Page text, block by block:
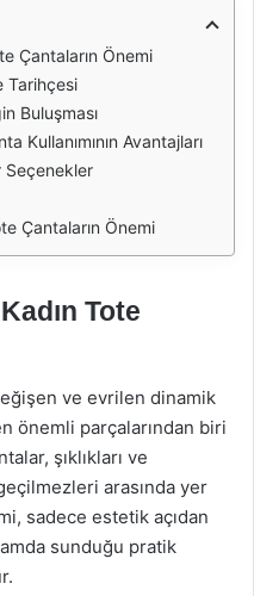
Çantaların Önemi
Tarihçesi
Buluşması
Kullanımının Avantajları
Seçenekler
Çantaların Önemi
Tote
ve evrilen dinamik
önemli parçalarından biri
şıklıkları ve
arasında yer
sadece estetik açıdan
sunduğu pratik